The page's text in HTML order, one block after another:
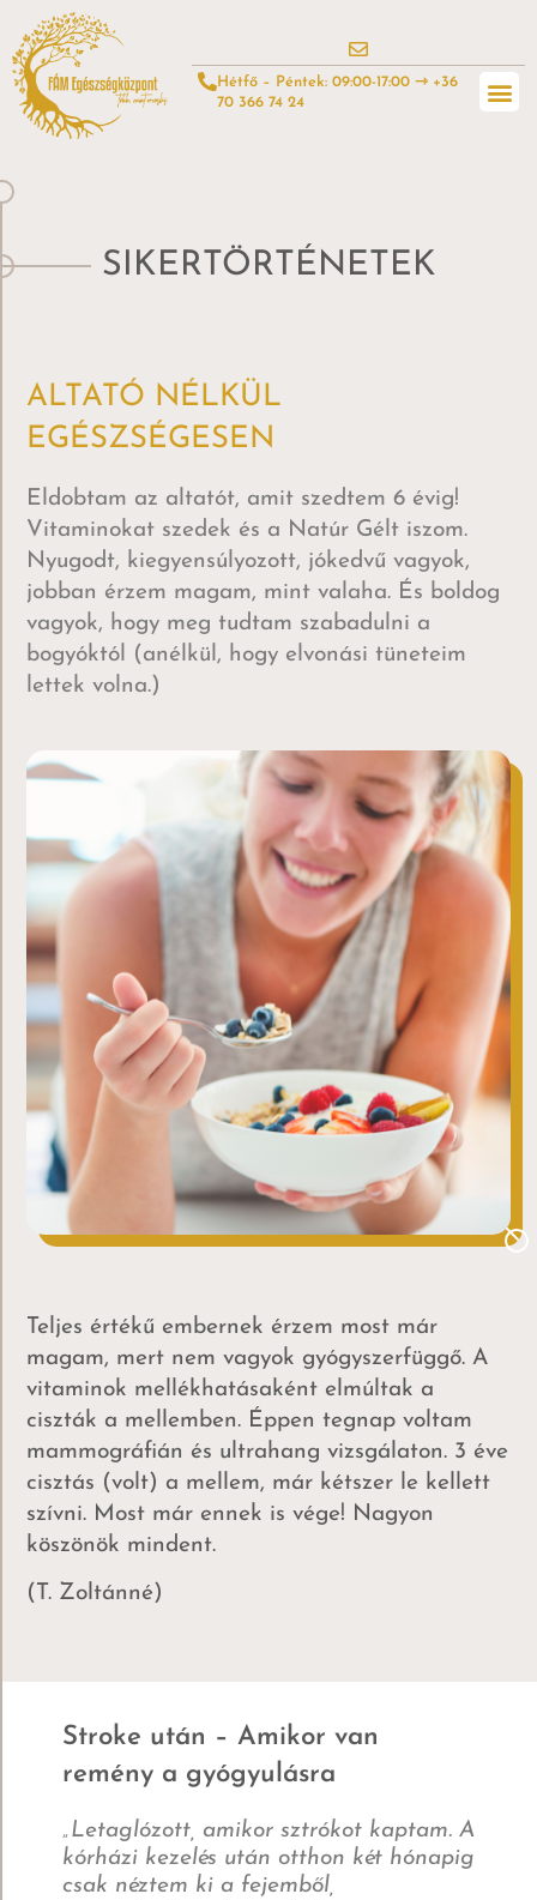
Hétfő – Péntek: 09:00-17:00 ⇾ +36
70 366 74 24
SIKERTÖRTÉNETEK
ALTATÓ NÉLKÜL
EGÉSZSÉGESEN
Eldobtam az altatót, amit szedtem 6 évig!
Vitaminokat szedek és a Natúr Gélt iszom.
Nyugodt, kiegyensúlyozott, jókedvű vagyok,
jobban érzem magam, mint valaha. És boldog
vagyok, hogy meg tudtam szabadulni a
bogyóktól (anélkül, hogy elvonási tüneteim
lettek volna.)
Teljes értékű embernek érzem most már
magam, mert nem vagyok gyógyszerfüggő. A
vitaminok mellékhatásaként elmúltak a
ciszták a mellemben. Éppen tegnap voltam
mammográfián és ultrahang vizsgálaton. 3 éve
cisztás (volt) a mellem, már kétszer le kellett
szívni. Most már ennek is vége! Nagyon
köszönök mindent.
(T. Zoltánné)
Stroke után – Amikor van
remény a gyógyulásra
„Letaglózott, amikor sztrókot kaptam. A
kórházi kezelés után otthon két hónapig
csak néztem ki a fejemből,